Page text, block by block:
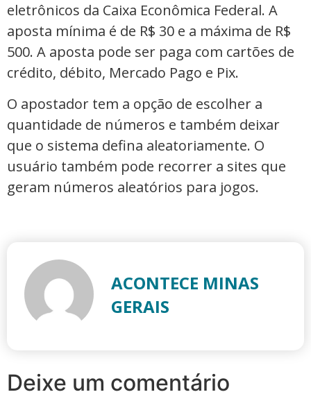
eletrônicos da Caixa Econômica Federal. A
aposta mínima é de R$ 30 e a máxima de R$
500. A aposta pode ser paga com cartões de
crédito, débito, Mercado Pago e Pix.
O apostador tem a opção de escolher a
quantidade de números e também deixar
que o sistema defina aleatoriamente. O
usuário também pode recorrer a sites que
geram números aleatórios para jogos.
ACONTECE MINAS
GERAIS
Deixe um comentário